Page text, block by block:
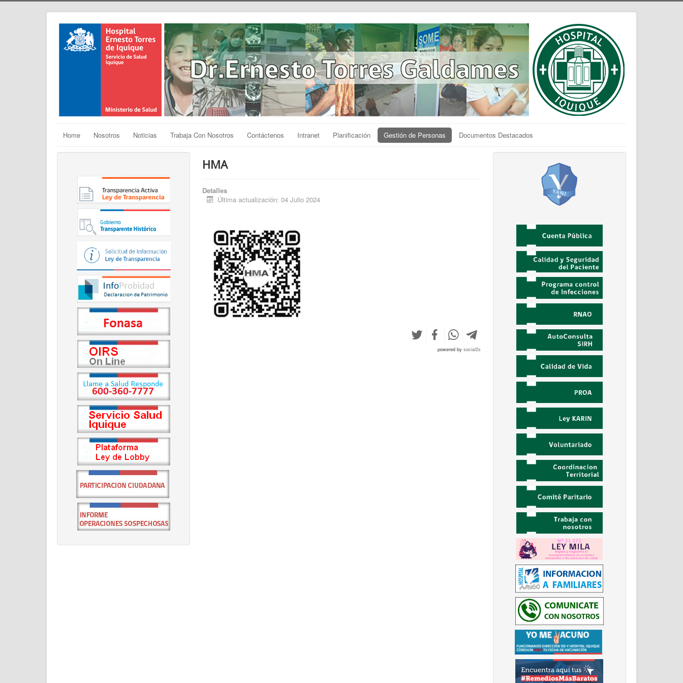
Home Nosotros Noticias Trabaja Con Nosotros Contáctenos Intranet Planificación Gestión de Personas Documentos Destacados
HMA
Detalles
Última actualización: 04 Julio 2024
powered bysocial2s